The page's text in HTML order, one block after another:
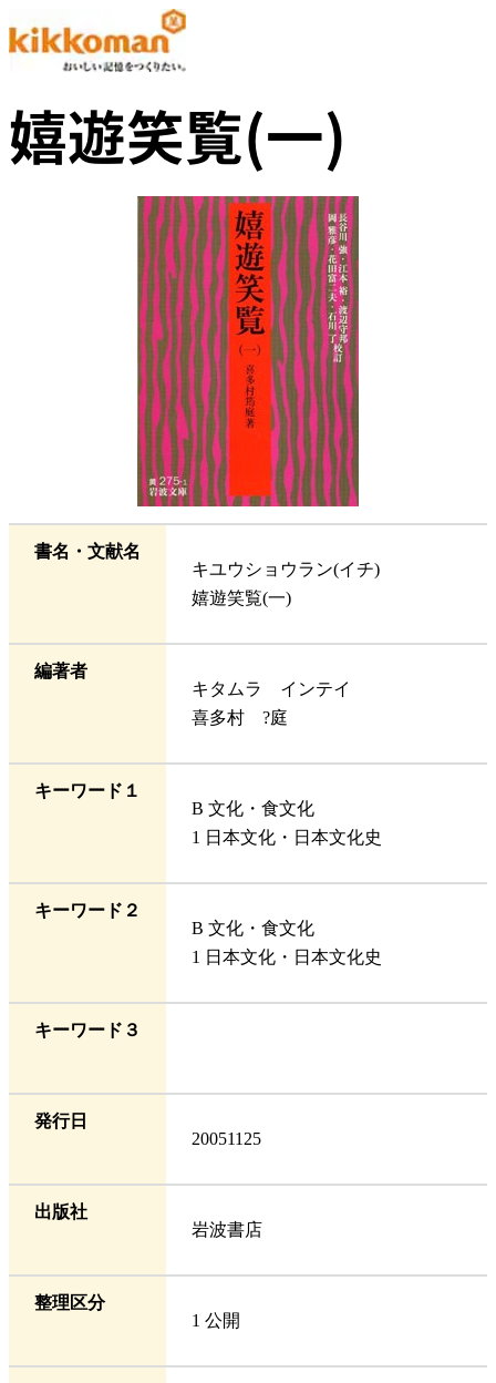
嬉遊笑覧(一)
書名・文献名
キユウショウラン(イチ)
嬉遊笑覧(一)
編著者
キタムラ インテイ
喜多村 ?庭
キーワード１
B 文化・食文化
1 日本文化・日本文化史
キーワード２
B 文化・食文化
1 日本文化・日本文化史
キーワード３
発行日
20051125
出版社
岩波書店
整理区分
1 公開